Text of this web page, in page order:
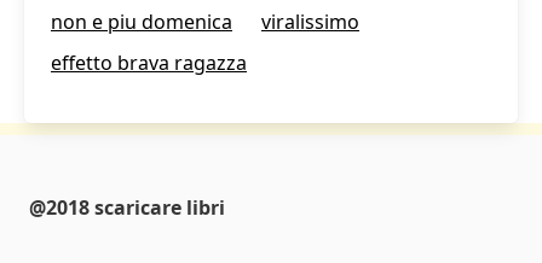
non e piu domenica
viralissimo
effetto brava ragazza
@2018 scaricare libri